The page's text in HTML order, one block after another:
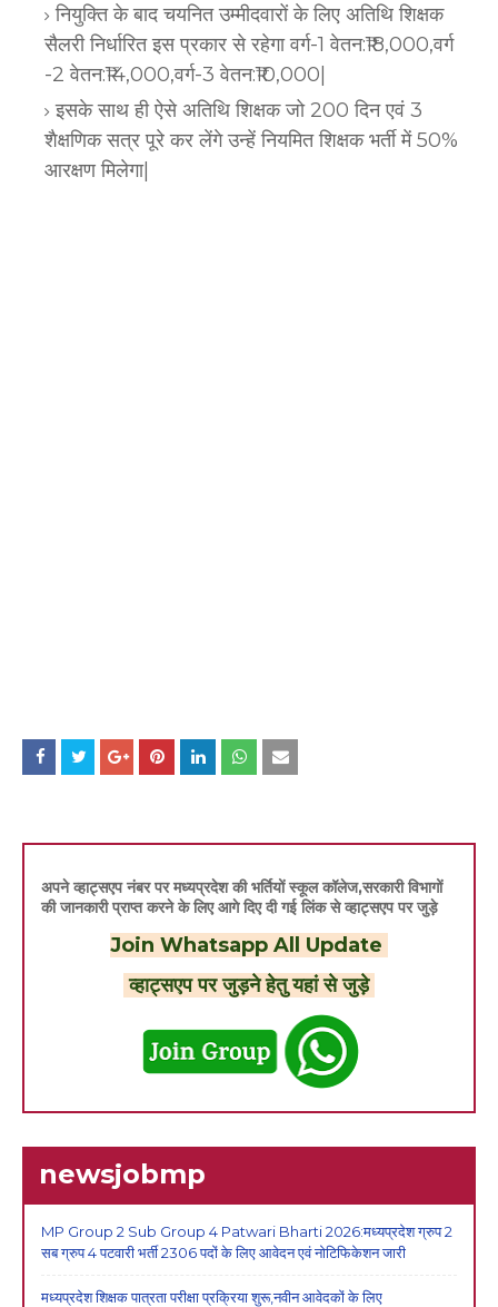
नियुक्ति के बाद चयनित उम्मीदवारों के लिए अतिथि शिक्षक
सैलरी निर्धारित इस प्रकार से रहेगा वर्ग-1 वेतन:₹18,000,वर्ग
-2 वेतन:₹14,000,वर्ग-3 वेतन:₹10,000|
इसके साथ ही ऐसे अतिथि शिक्षक जो 200 दिन एवं 3
शैक्षणिक सत्र पूरे कर लेंगे उन्हें नियमित शिक्षक भर्ती में 50%
आरक्षण मिलेगा|
अपने व्हाट्सएप नंबर पर मध्यप्रदेश की भर्तियों स्कूल कॉलेज,सरकारी विभागों
की जानकारी प्राप्त करने के लिए आगे दिए दी गई लिंक से व्हाट्सएप पर जुड़े
Join Whatsapp All Update
व्हाट्सएप पर जुड़ने हेतु यहां से जुड़े
newsjobmp
MP Group 2 Sub Group 4 Patwari Bharti 2026:मध्यप्रदेश ग्रुप 2
सब ग्रुप 4 पटवारी भर्ती 2306 पदों के लिए आवेदन एवं नोटिफिकेशन जारी
मध्यप्रदेश शिक्षक पात्रता परीक्षा प्रक्रिया शुरू,नवीन आवेदकों के लिए